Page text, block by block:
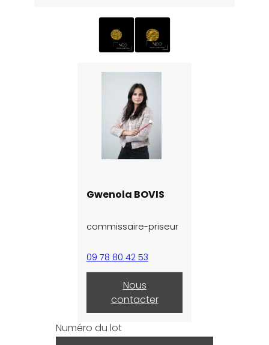
Gwenola BOVIS
commissaire-priseur
09 78 80 42 53
Nous
contacter
Numéro du lot